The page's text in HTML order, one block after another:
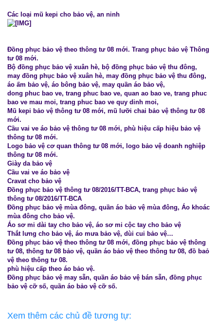
Các loại mũ kepi cho bảo vệ, an ninh
Đồng phục bảo vệ theo thông tư 08 mới. Trang phục bảo vệ Thông
tư 08 mới.
Bộ đồng phục bảo vệ xuân hè, bộ đồng phục bảo vệ thu đông,
may đồng phục bảo vệ xuân hè, may đồng phục bảo vệ thu đông,
áo ấm bảo vệ, áo bông bảo vệ, may quần áo bảo vệ,
dong phuc bao ve, trang phuc bao ve, quan ao bao ve, trang phuc
bao ve mau moi, trang phuc bao ve quy dinh moi,
Mũ kepi bảo vệ thông tư 08 mới, mũ lưỡi chai bảo vệ thông tư 08
mới.
Cầu vai ve áo bảo vệ thông tư 08 mới, phù hiệu cấp hiệu bảo vệ
thông tư 08 mới.
Logo bảo vệ cơ quan thông tư 08 mới, logo bảo vệ doanh nghiệp
thông tư 08 mới.
Giày da bảo vệ
Cầu vai ve áo bảo vệ
Cravat cho bảo vệ
Đồng phục bảo vệ thông tư 08/2016/TT-BCA, trang phục bảo vệ
thông tư 08/2016/TT-BCA
Đồng phục bảo vệ mùa đông, quần áo bảo vệ mùa đông, Áo khoác
mùa đông cho bảo vệ.
Áo sơ mi dài tay cho bảo vệ, áo sơ mi cộc tay cho bảo vệ
Thắt lưng cho bảo vệ, áo mưa bảo vệ, dùi cui bảo vệ…
Đồng phục bảo vệ theo thông tư 08 mới, đồng phục bảo vệ thông
tư 08, thông tư 08 bảo vệ, quần áo bảo vệ theo thông tư 08, đồ baỏ
vệ theo thông tư 08.
phù hiệu cấp theo áo bảo vệ.
Đồng phục bảo vệ may sẵn, quần áo bảo vệ bán sẵn, đồng phục
bảo vệ cỡ số, quần áo bảo vệ cỡ số.
Xem thêm các chủ đề tương tự: